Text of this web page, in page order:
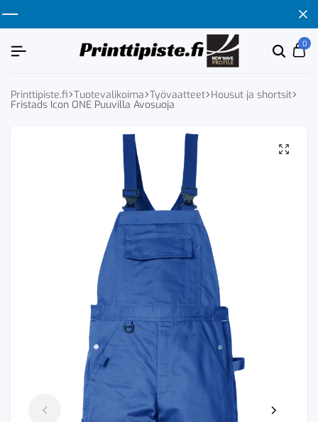
Etsi
0
Printtipiste.fi Tuotevalikoima Työvaatteet Housut ja shortsit
Fristads Icon ONE Puuvilla Avosuoja